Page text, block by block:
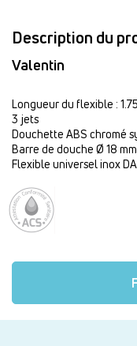
Description du
Valentin
Longueur du flexible :
3 jets
Douchette ABS chromé
Barre de douche Ø 18
Flexible universel inox DA